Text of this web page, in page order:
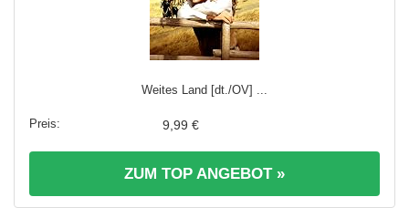
Weites Land [dt./OV] ...
9,99 €
ZUM TOP ANGEBOT »